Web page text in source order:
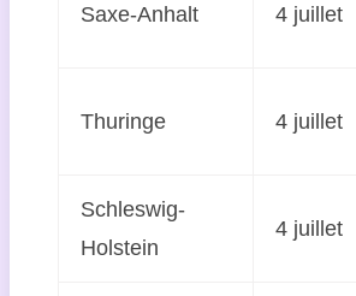
Saxe-Anhalt 4 juillet
Thuringe 4 juillet
Schleswig-
Holstein
4 juillet